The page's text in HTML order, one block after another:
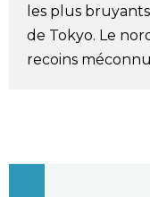
Données
les plus
de Tokyo. Le
recoins